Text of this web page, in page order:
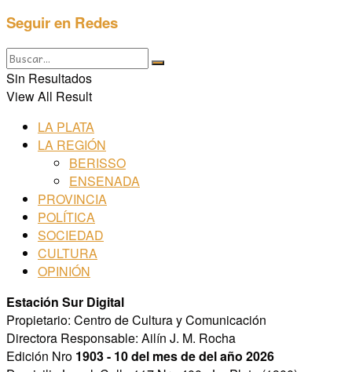
Seguir en Redes
Sin Resultados
View All Result
LA PLATA
LA REGIÓN
BERISSO
ENSENADA
PROVINCIA
POLÍTICA
SOCIEDAD
CULTURA
OPINIÓN
Estación Sur Digital
Propietario: Centro de Cultura y Comunicación
Directora Responsable: Ailín J. M. Rocha
Edición Nro 1903 - 10 del mes de del año 2026